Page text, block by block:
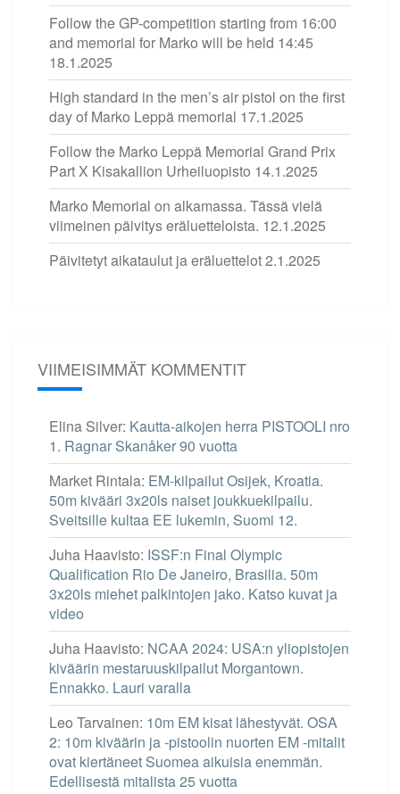
Follow the GP-competition starting from 16:00
and memorial for Marko will be held 14:45
18.1.2025
High standard in the men’s air pistol on the first
day of Marko Leppä memorial 17.1.2025
Follow the Marko Leppä Memorial Grand Prix
Part X Kisakallion Urheiluopisto 14.1.2025
Marko Memorial on alkamassa. Tässä vielä
viimeinen päivitys eräluetteloista. 12.1.2025
Päivitetyt aikataulut ja eräluettelot2.1.2025
VIIMEISIMMÄT KOMMENTIT
Elina Silver: Kautta-aikojen herra PISTOOLI nro
1. Ragnar Skanåker 90 vuotta
Market Rintala: EM-kilpailut Osijek, Kroatia.
50m kivääri 3x20ls naiset joukkuekilpailu.
Sveitsille kultaa EE lukemin, Suomi 12.
Juha Haavisto: ISSF:n Final Olympic
Qualification Rio De Janeiro, Brasilia. 50m
3x20ls miehet palkintojen jako. Katso kuvat ja
video
Juha Haavisto: NCAA 2024: USA:n yliopistojen
kiväärin mestaruuskilpailut Morgantown.
Ennakko. Lauri varalla
Leo Tarvainen: 10m EM kisat lähestyvät. OSA
2: 10m kiväärin ja -pistoolin nuorten EM -mitalit
ovat kiertäneet Suomea aikuisia enemmän.
Edellisestä mitalista 25 vuotta